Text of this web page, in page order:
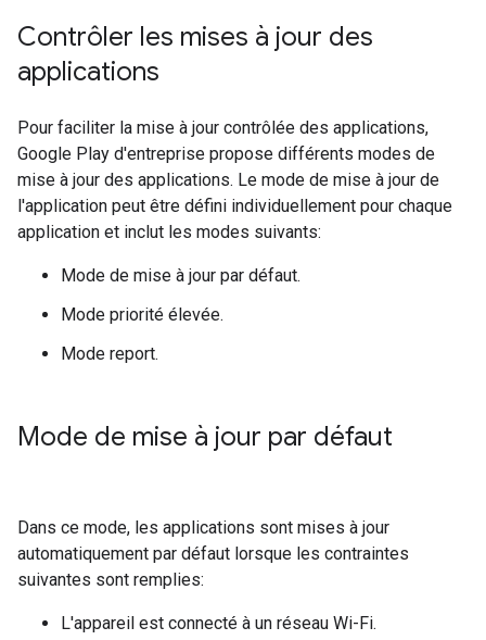
Contrôler les mises à jour des
applications
Pour faciliter la mise à jour contrôlée des applications,
Google Play d'entreprise propose différents modes de
mise à jour des applications. Le mode de mise à jour de
l'application peut être défini individuellement pour chaque
application et inclut les modes suivants:
Mode de mise à jour par défaut.
Mode priorité élevée.
Mode report.
Mode de mise à jour par défaut
Dans ce mode, les applications sont mises à jour
automatiquement par défaut lorsque les contraintes
suivantes sont remplies:
L'appareil est connecté à un réseau Wi-Fi.